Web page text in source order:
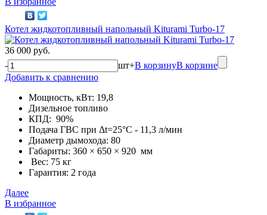
Котел жидкотопливный напольный Kiturami Turbo-17
36 000 руб.
-
шт+В корзинуВ корзине
Добавить к сравнению
Мощность, кВт: 19,8
Дизельное топливо
КПД: 90%
Подача ГВС при Δt=25°С - 11,3 л/мин
Диаметр дымохода: 80
Габариты: 360 × 650 × 920 мм
Вес: 75 кг
Гарантия: 2 года
Далее
В избранное